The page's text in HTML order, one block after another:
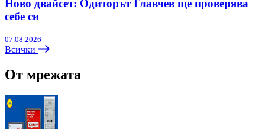
Ново двайсет: Одиторът Главчев ще проверява
себе си
07.08.2026
Всички
От мрежата